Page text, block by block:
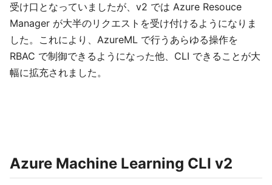
受け口となっていましたが、v2 では Azure Resouce
Manager が大半のリクエストを受け付けるようになりま
した。これにより、AzureML で行うあらゆる操作を
RBAC で制御できるようになった他、CLI できることが大
幅に拡充されました。
Azure Machine Learning CLI v2